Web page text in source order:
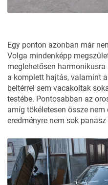
Egy ponton azonban már
Volga mindenképp
meglehetősen
a komplett hajtás, valamint
beltérrel sem vacakoltak
testébe. Pontosabban az
amíg tökéletesen össze
eredményre nem sok panasz